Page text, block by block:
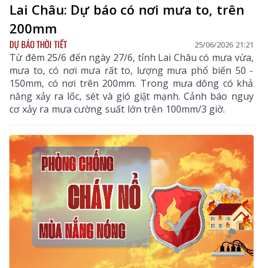
Lai Châu: Dự báo có nơi mưa to, trên
200mm
DỰ BÁO THỜI TIẾT 25/06/2026 21:21
Từ đêm 25/6 đến ngày 27/6, tỉnh Lai Châu có mưa vừa,
mưa to, có nơi mưa rất to, lượng mưa phổ biến 50 -
150mm, có nơi trên 200mm. Trong mưa dông có khả
năng xảy ra lốc, sét và gió giật mạnh. Cảnh báo nguy
cơ xảy ra mưa cường suất lớn trên 100mm/3 giờ.